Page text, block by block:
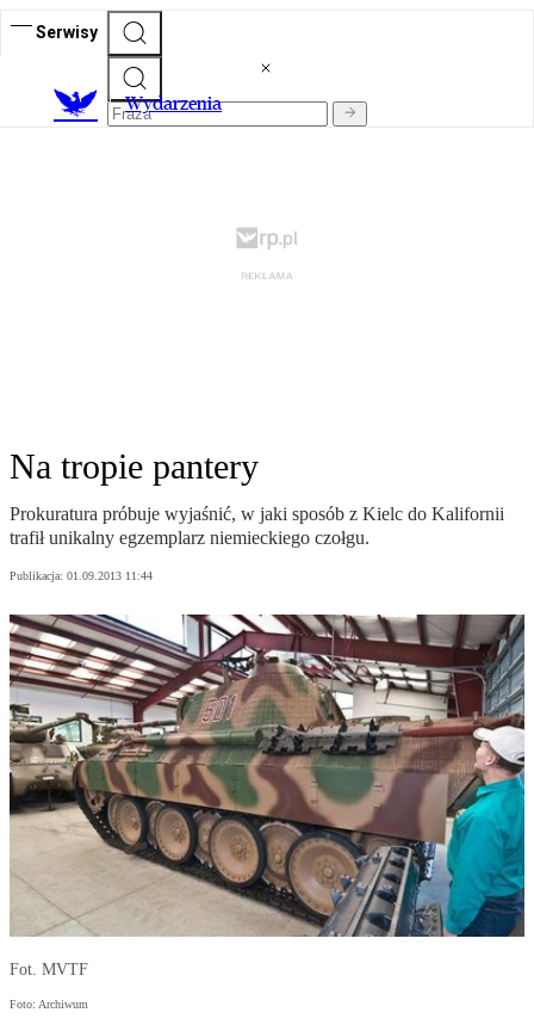
Serwisy
Wydarzenia
Na tropie pantery
Prokuratura próbuje wyjaśnić, w jaki sposób z Kielc do Kalifornii
trafił unikalny egzemplarz niemieckiego czołgu.
Publikacja: 01.09.2013 11:44
Fot. MVTF
Foto: Archiwum